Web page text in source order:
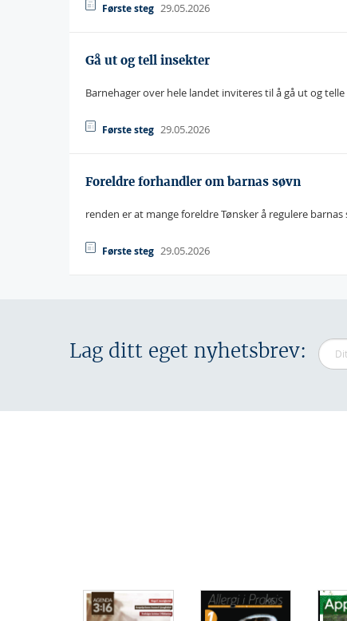
Første steg 29.05.2026
Gå ut og tell insekter
Barnehager over hele landet inviteres til å gå ut og
Første steg 29.05.2026
Foreldre forhandler om barnas søvn
renden er at mange foreldre Tønsker å regulere barnas
Første steg 29.05.2026
Lag ditt eget nyhetsbrev: